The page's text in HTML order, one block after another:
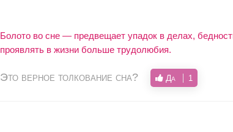
Болото во сне — предвещает упадок в делах,
проявлять в жизни больше трудолюбия.
Это верное толкование сна? Да 1